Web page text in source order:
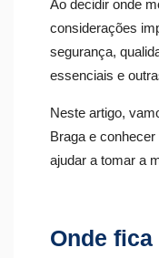
Ao decidir onde
considerações
segurança,
essenciais e
Neste artigo,
Braga e
ajudar a tomar a
Onde fica